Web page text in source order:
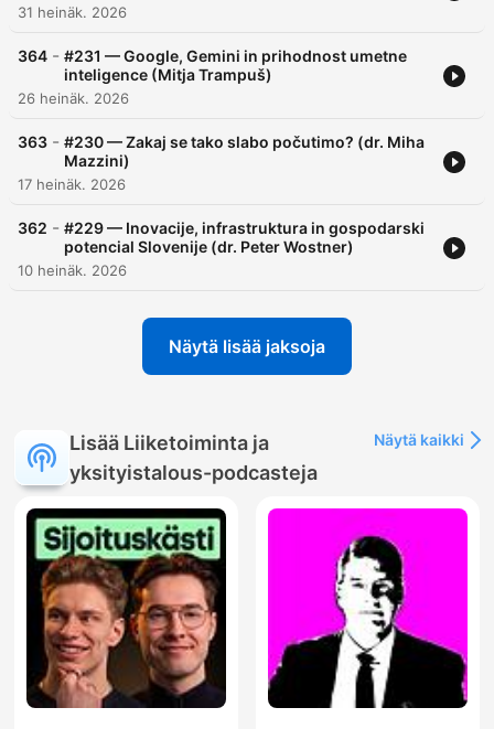
31 heinäk. 2026
364 - #231 — Google, Gemini in prihodnost umetne
inteligence (Mitja Trampuš)
26 heinäk. 2026
363 - #230 — Zakaj se tako slabo počutimo? (dr. Miha
Mazzini)
17 heinäk. 2026
362 - #229 — Inovacije, infrastruktura in gospodarski
potencial Slovenije (dr. Peter Wostner)
10 heinäk. 2026
Näytä lisää jaksoja
Lisää Liiketoiminta ja
yksityistalous-podcasteja
Näytä kaikki